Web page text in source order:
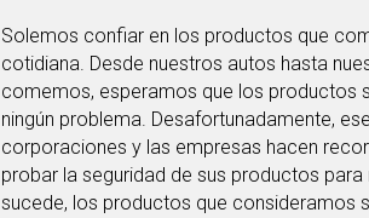
Solemos confiar en los productos que
cotidiana. Desde nuestros autos hasta
comemos, esperamos que los productos
ningún problema. Desafortunadamente,
corporaciones y las empresas hacen
probar la seguridad de sus productos
sucede, los productos que consideramos